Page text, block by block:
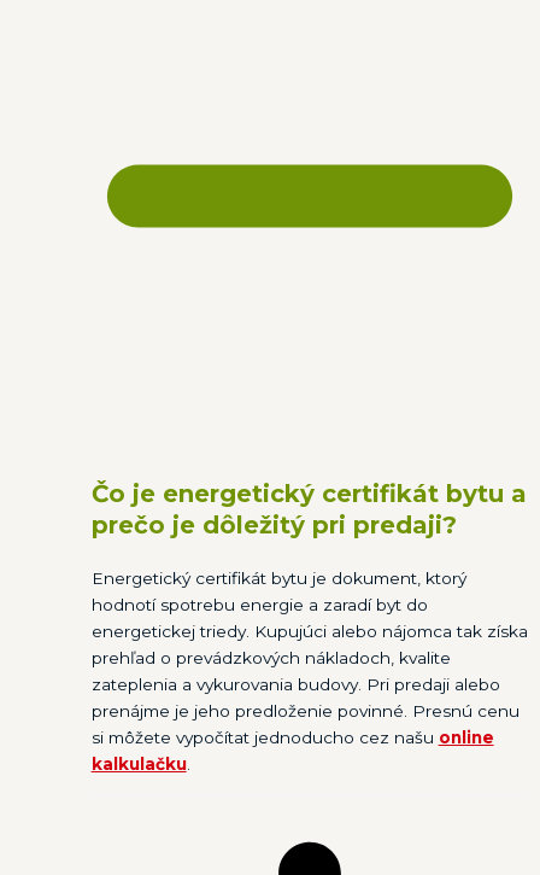
Čo je energetický certifikát bytu a
prečo je dôležitý pri predaji?
Energetický certifikát bytu je dokument, ktorý
hodnotí spotrebu energie a zaradí byt do
energetickej triedy. Kupujúci alebo nájomca tak získa
prehľad o prevádzkových nákladoch, kvalite
zateplenia a vykurovania budovy. Pri predaji alebo
prenájme je jeho predloženie povinné. Presnú cenu
si môžete vypočítat jednoducho cez našu online
kalkulačku.